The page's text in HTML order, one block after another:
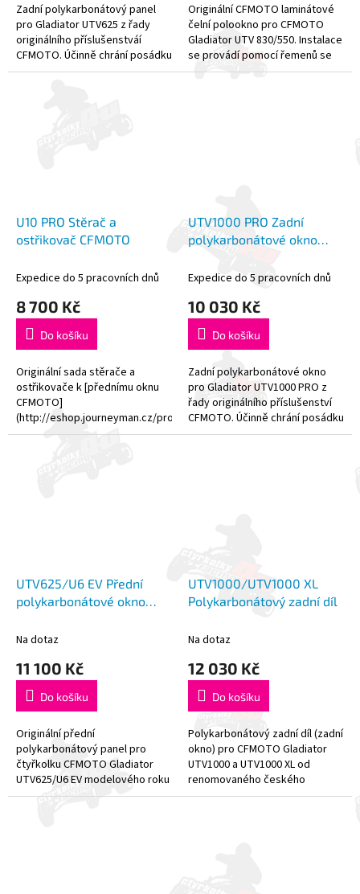
Zadní polykarbonátový panel
pro Gladiator UTV625 z řady
originálního příslušenstváí
CFMOTO. Účinně chrání posádku
před povětrnostními vlivy. -
Originální CFMOTO laminátové
čelní polookno pro CFMOTO
Gladiator UTV 830/550. Instalace
se provádí pomocí řemenů se
suchými zipy.
U10 PRO Stěrač a
ostřikovač CFMOTO
Expedice do 5 pracovních dnů
8 700 Kč
Do košíku
Originální sada stěrače a
ostřikovače k [přednímu oknu
CFMOTO]
(http://eshop.journeyman.cz/produkt/u10-
pro-predni-okno-cfmoto-bez-
UTV1000 PRO Zadní
polykarbonátové okno
Expedice do 5 pracovních dnů
10 030 Kč
Do košíku
Zadní polykarbonátové okno
pro Gladiator UTV1000 PRO z
řady originálního příslušenství
CFMOTO. Účinně chrání posádku
před povětrnostními vlivy. -
UTV625/U6 EV Přední
polykarbonátové okno
Na dotaz
11 100 Kč
Do košíku
Originální přední
polykarbonátový panel pro
čtyřkolku CFMOTO Gladiator
UTV625/U6 EV modelového roku
2024 a novější. **BEZ STĚRAČE A
UTV1000/UTV1000 XL
Polykarbonátový zadní díl
Na dotaz
12 030 Kč
Do košíku
Polykarbonátový zadní díl (zadní
okno) pro CFMOTO Gladiator
UTV1000 a UTV1000 XL od
renomovaného českého
výrobce DFK.